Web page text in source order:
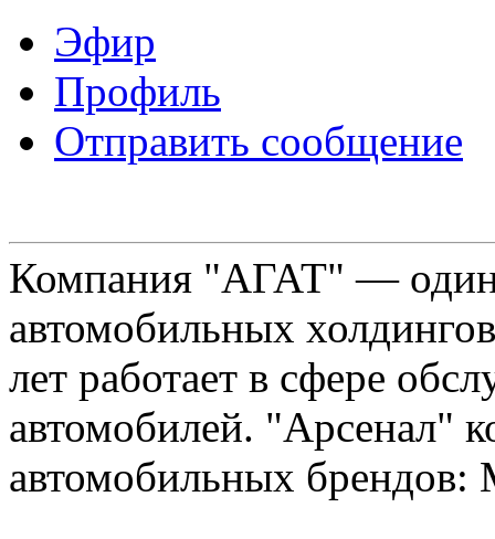
Эфир
Профиль
Отправить сообщение
Компания "АГАТ" —
автомобильных
лет работает в сфере
автомобилей. "Арсенал"
автомобильных